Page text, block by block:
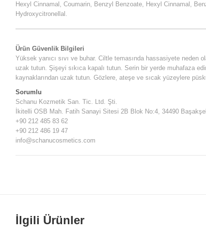
Ürün Güvenlik Bilgileri
Yüksek yanıcı sıvı ve buhar. Ciltle temasında hassasiyete neden
uzak tutun. Şişeyi sıkıca kapalı tutun. Serin bir yerde muhafaza
kaynaklarından uzak tutun. Gözlere, ateşe ve sıcak yüzeylere
Sorumlu
Schanu Kozmetik San. Tic. Ltd. Şti.
İkitelli OSB Mah. Fatih Sanayi Sitesi 2B Blok No:4, 34490
+90 212 485 83 62
+90 212 486 19 47
info@schanucosmetics.com
Hexyl Cinnamal, Coumarin, Benzyl Benzoate, Hexyl Cinnamal,
Hydroxycitronellal.
İlgili Ürünler